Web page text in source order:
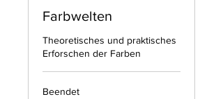
Farbwelten
Theoretisches und praktisches
Erforschen der Farben
Beendet